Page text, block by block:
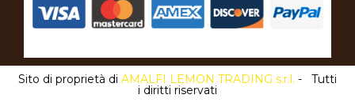
Sito di proprietà di AMALFI LEMON TRADING s.r.l. - Tutti
i diritti riservati